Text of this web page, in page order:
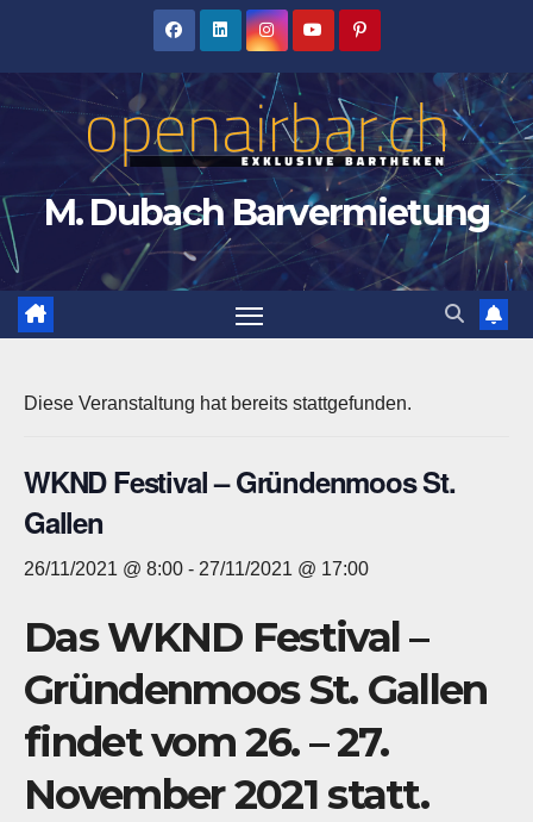
M. Dubach Barvermietung
Diese Veranstaltung hat bereits stattgefunden.
WKND Festival – Gründenmoos St.
Gallen
26/11/2021 @ 8:00 - 27/11/2021 @ 17:00
Das WKND Festival –
Gründenmoos St. Gallen
findet vom 26. – 27.
November 2021 statt.